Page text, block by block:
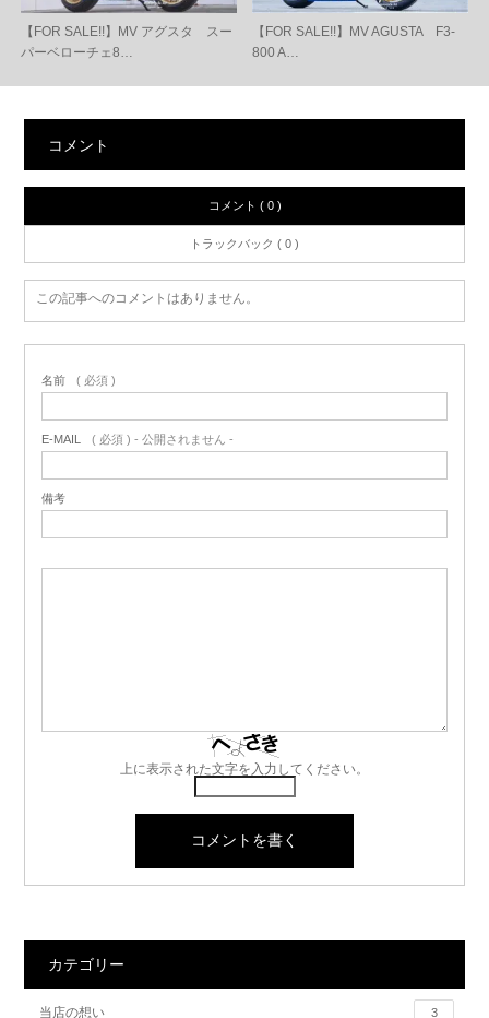
【FOR SALE!!】MV アグスタ スー
パーベローチェ8…
【FOR SALE!!】MV AGUSTA F3-
800 A…
コメント
コメント ( 0 )
トラックバック ( 0 )
この記事へのコメントはありません。
名前 ( 必須 )
E-MAIL ( 必須 ) - 公開されません -
備考
上に表示された文字を入力してください。
カテゴリー
当店の想い 3